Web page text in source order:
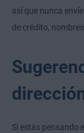
así que nunca
de crédito,
Si estás pensando